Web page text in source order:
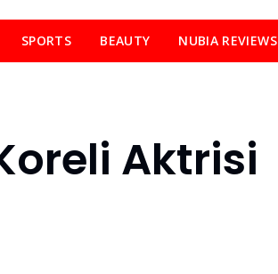
SPORTS BEAUTY NUBIA REVIEWS
Aktrisi